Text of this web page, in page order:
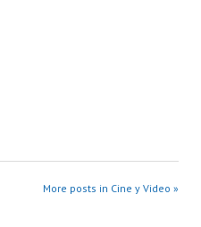
More posts in Cine y Video »